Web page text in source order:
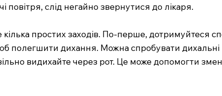
слід негайно звернутися до лікаря.
простих заходів. По-перше, дотримуйтеся
полегшити дихання. Можна спробувати
видихайте через рот. Це може допомогти